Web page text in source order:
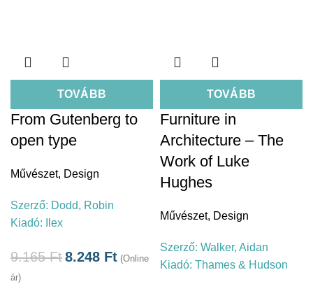
TOVÁBB
From Gutenberg to
open type
Művészet, Design
Szerző: Dodd, Robin
Kiadó:
Ilex
9.165Ft8.248 Ft (Online
ár)
TOVÁBB
Furniture in
Architecture – The
Work of Luke
Hughes
Művészet, Design
Szerző: Walker, Aidan
Kiadó: Thames & Hudson